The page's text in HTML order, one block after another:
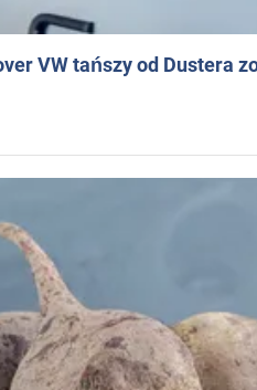
VW tańszy od Dustera